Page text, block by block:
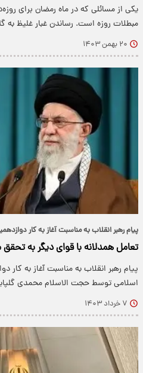
یکی از مسائلی که در ماه رمضان برای
مبطلات روزه است. رساندن غبار غلیظ به
۲۰ بهمن ۱۴۰۳
پیام رهبر انقلاب به مناسبت آغاز به کار
تعامل همدلانه با قوای دیگر به
پیام رهبر انقلاب به مناسبت آغاز به
اسلامی توسط حجت الاسلام محمدی
۷ خرداد ۱۴۰۳